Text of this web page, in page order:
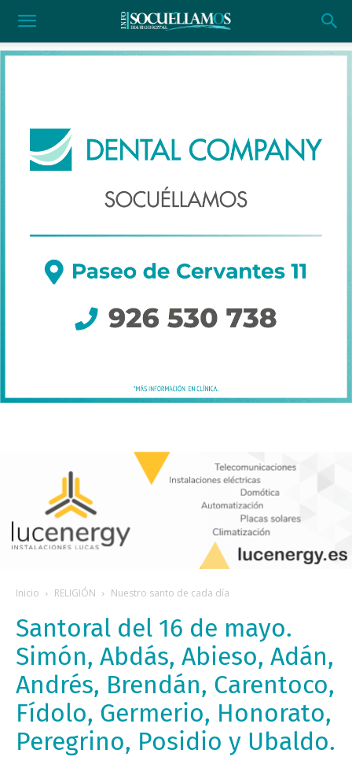
Inicio RELIGIÓN Nuestro santo de cada día
Santoral del 16 de mayo.
Simón, Abdás, Abieso, Adán,
Andrés, Brendán, Carentoco,
Fídolo, Germerio, Honorato,
Peregrino, Posidio y Ubaldo.